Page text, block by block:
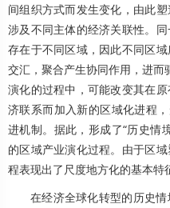
间组织方式而发生变化，由此
涉及不同主体的经济关联性。
存在于不同区域，因此不同区
交汇，聚合产生协同作用，进而
演化的过程中，可能改变其在
济联系而加入新的区域化进程
进机制。据此，形成了“历史
的区域产业演化过程。由于区
程表现出了尺度地方化的基本特
在经济全球化转型的历史